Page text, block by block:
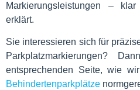
Markierungsleistungen –
erklärt.
Sie interessieren sich für
Parkplatzmarkierungen?
entsprechenden Seite, wie wir
Behindertenparkplätze